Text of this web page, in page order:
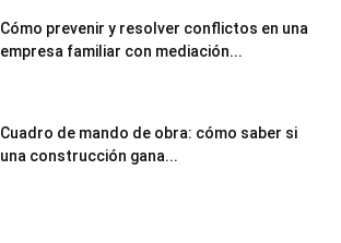
Cómo prevenir y resolver conflictos en una
empresa familiar con mediación...
Cuadro de mando de obra: cómo saber si
una construcción gana...